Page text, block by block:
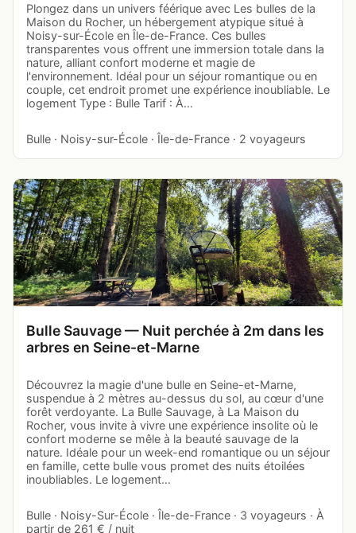
Plongez dans un univers féérique avec Les bulles de la
Maison du Rocher, un hébergement atypique situé à
Noisy-sur-École en Île-de-France. Ces bulles
transparentes vous offrent une immersion totale dans la
nature, alliant confort moderne et magie de
l'environnement. Idéal pour un séjour romantique ou en
couple, cet endroit promet une expérience inoubliable. Le
logement Type : Bulle Tarif : À…
Bulle · Noisy-sur-École · Île-de-France · 2 voyageurs
Bulle Sauvage — Nuit perchée à 2m dans les
arbres en Seine-et-Marne
Découvrez la magie d'une bulle en Seine-et-Marne,
suspendue à 2 mètres au-dessus du sol, au cœur d'une
forêt verdoyante. La Bulle Sauvage, à La Maison du
Rocher, vous invite à vivre une expérience insolite où le
confort moderne se mêle à la beauté sauvage de la
nature. Idéale pour un week-end romantique ou un séjour
en famille, cette bulle vous promet des nuits étoilées
inoubliables. Le logement…
Bulle · Noisy-Sur-École · Île-de-France · 3 voyageurs · À
partir de 261 € / nuit